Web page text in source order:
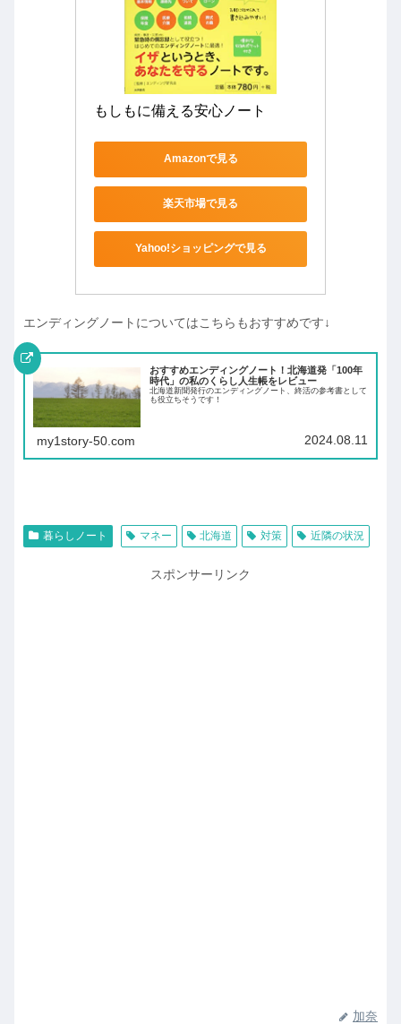
もしもに備える安心ノート
Amazonで見る
楽天市場で見る
Yahoo!ショッピングで見る
エンディングノートについてはこちらもおすすめです↓
おすすめエンディングノート！北海道発「100年
時代」の私のくらし人生帳をレビュー
北海道新聞発行のエンディングノート、終活の参考書として
も役立ちそうです！
my1story-50.com 2024.08.11
暮らしノート マネー 北海道 対策 近隣の状況
スポンサーリンク
加奈